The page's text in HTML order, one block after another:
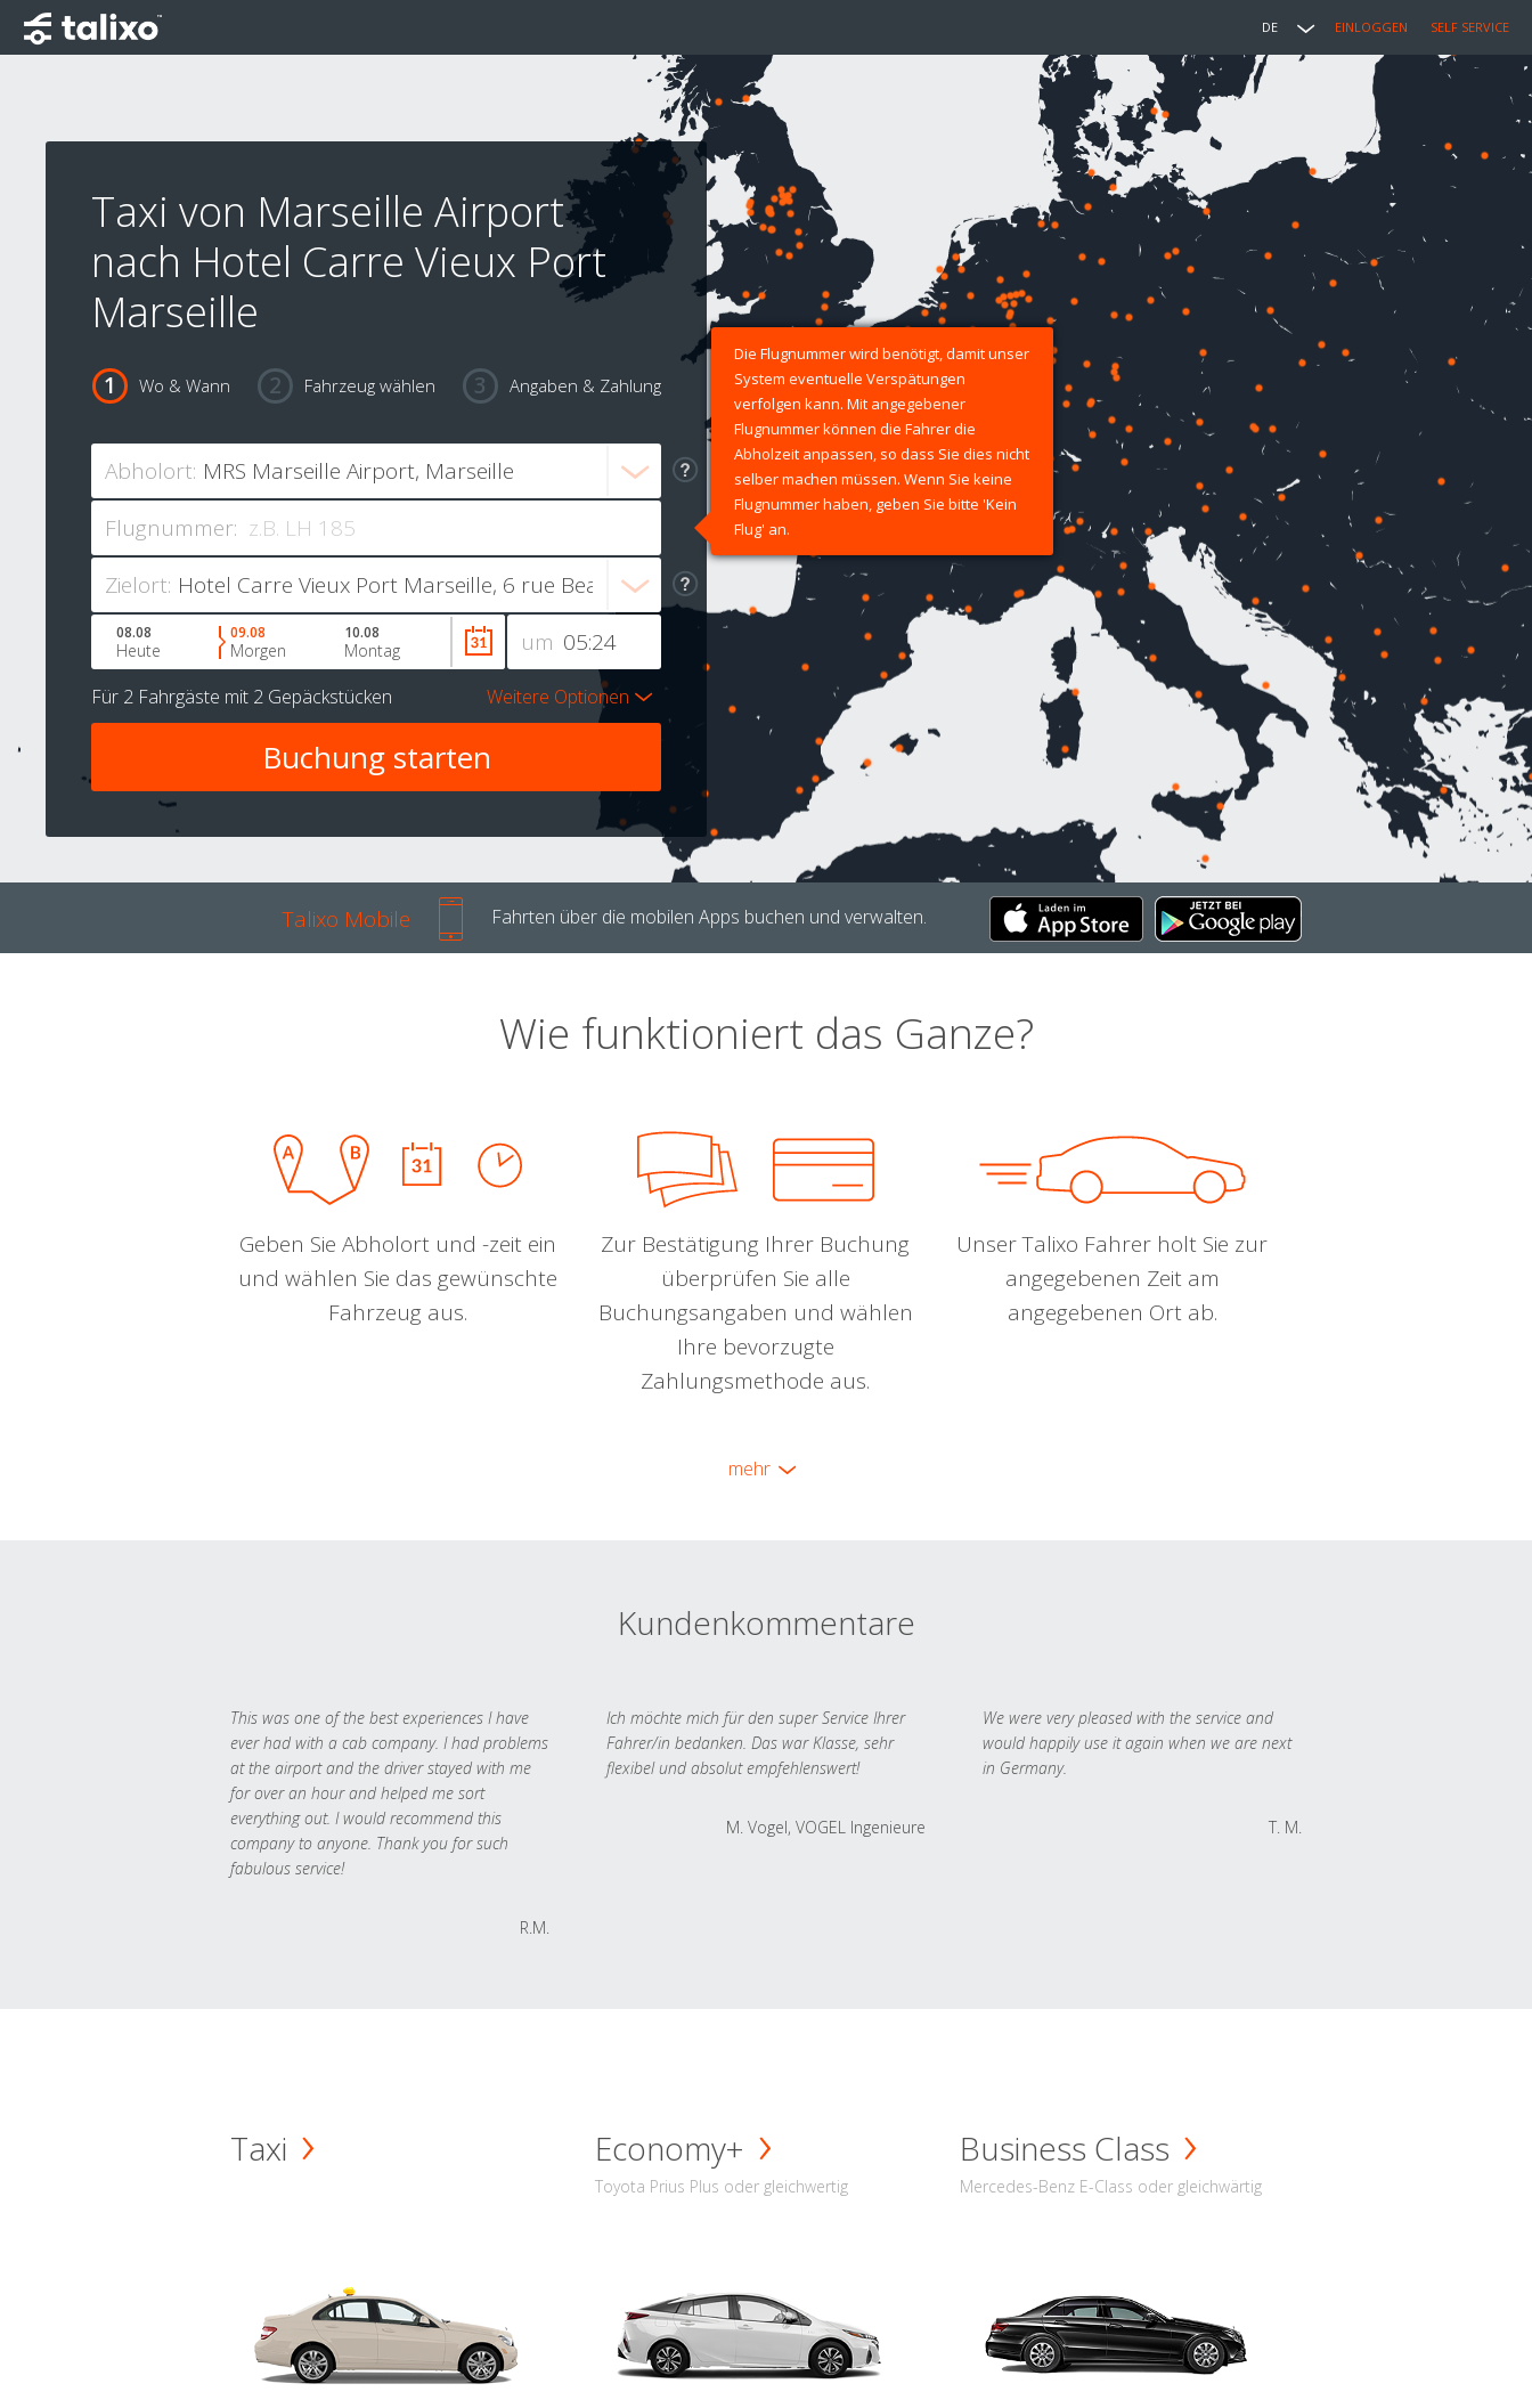
DE EINLOGGEN SELF SERVICE
Taxi von Marseille Airport
nach Hotel Carre Vieux Port
Marseille
Wo & Wann Fahrzeug wählen Angaben & Zahlung
Abholort:
Flugnummer:
Die Flugnummer wird benötigt, damit unser
System eventuelle Verspätungen
verfolgen kann. Mit angegebener
Flugnummer können die Fahrer die
Abholzeit anpassen, so dass Sie dies nicht
selber machen müssen. Wenn Sie keine
Flugnummer haben, geben Sie bitte 'Kein
Flug' an.
Zielort:
um
08.08
Heute
09.08
Morgen
10.08
Montag
Für 2 Fahrgäste mit 2 Gepäckstücken Weitere Optionen
Talixo Mobile Fahrten über die mobilen Apps buchen und verwalten.
Wie funktioniert das Ganze?
Geben Sie Abholort und -zeit ein
und wählen Sie das gewünschte
Fahrzeug aus.
Zur Bestätigung Ihrer Buchung
überprüfen Sie alle
Buchungsangaben und wählen
Ihre bevorzugte
Zahlungsmethode aus.
Unser Talixo Fahrer holt Sie zur
angegebenen Zeit am
angegebenen Ort ab.
mehr
Kundenkommentare
This was one of the best experiences I have
ever had with a cab company. I had problems
at the airport and the driver stayed with me
for over an hour and helped me sort
everything out. I would recommend this
company to anyone. Thank you for such
fabulous service!
R.M.
Ich möchte mich für den super Service Ihrer
Fahrer/in bedanken. Das war Klasse, sehr
flexibel und absolut empfehlenswert!
M. Vogel, VOGEL Ingenieure
We were very pleased with the service and
would happily use it again when we are next
in Germany.
T. M.
Taxi Economy+
Toyota Prius Plus oder gleichwertig
Business Class
Mercedes-Benz E-Class oder gleichwärtig